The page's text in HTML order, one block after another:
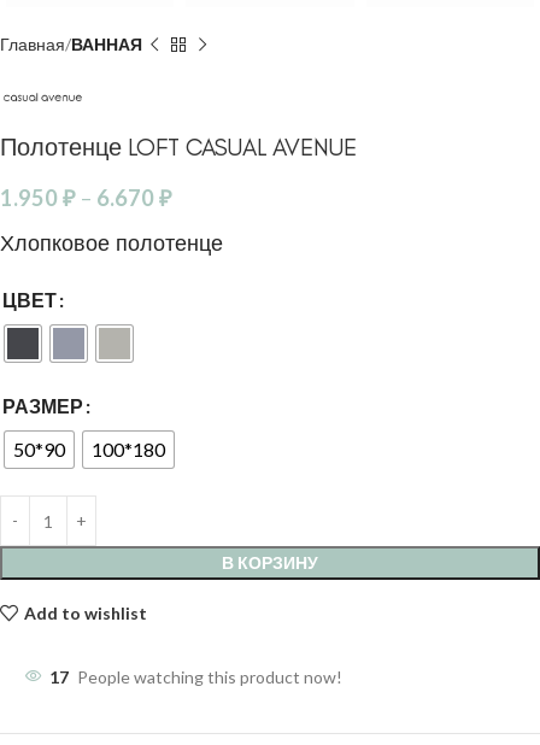
Главная ВАННАЯ
Полотенце LOFT CASUAL AVENUE
1.950₽ – 6.670₽
Хлопковое полотенце
ЦВЕТ
РАЗМЕР
50*90
100*180
В КОРЗИНУ
Add to wishlist
17 People watching this product now!